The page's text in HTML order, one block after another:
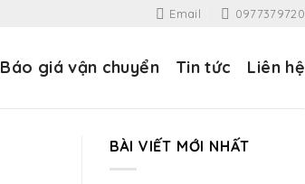
Email 0977379720
Báo giá vận chuyển Tin tức Liên hệ
BÀI VIẾT MỚI NHẤT